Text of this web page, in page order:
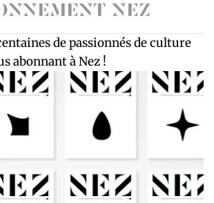
NEZ
de passionnés de culture
abonnant à Nez !